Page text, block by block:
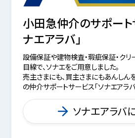
小田急仲介のサポート
ナエアラバ」
設備保証や建物検査・瑕疵保証・クリ
目線で、ソナエをご用意しました。
売主さまにも、買主さまにもあんしん
の仲介サポートサービス「ソナエアラバ
ソナエアラバ